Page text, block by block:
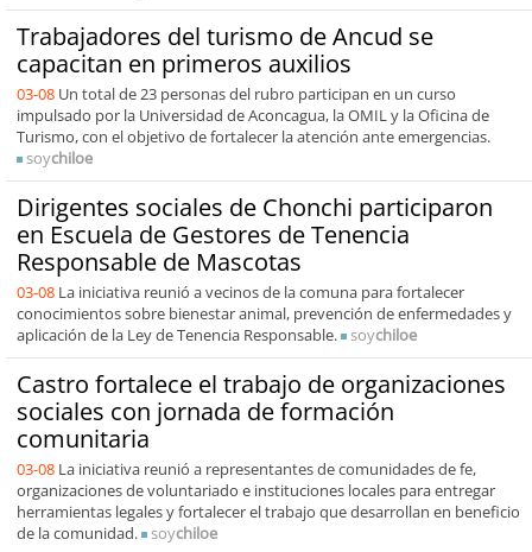
Trabajadores del turismo de Ancud se
capacitan en primeros auxilios
03-08 Un total de 23 personas del rubro participan en un curso
impulsado por la Universidad de Aconcagua, la OMIL y la Oficina de
Turismo, con el objetivo de fortalecer la atención ante emergencias.
soychiloe
Dirigentes sociales de Chonchi participaron
en Escuela de Gestores de Tenencia
Responsable de Mascotas
03-08 La iniciativa reunió a vecinos de la comuna para fortalecer
conocimientos sobre bienestar animal, prevención de enfermedades y
aplicación de la Ley de Tenencia Responsable.
soychiloe
Castro fortalece el trabajo de organizaciones
sociales con jornada de formación
comunitaria
03-08 La iniciativa reunió a representantes de comunidades de fe,
organizaciones de voluntariado e instituciones locales para entregar
herramientas legales y fortalecer el trabajo que desarrollan en beneficio
de la comunidad.
soychiloe